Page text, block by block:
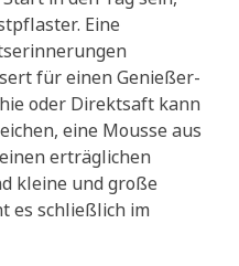
Eine
für einen Genießer-
oder Direktsaft kann
eine Mousse aus
erträglichen
kleine und große
es schließlich im